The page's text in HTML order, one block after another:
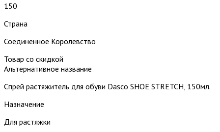
150
Страна
Соединенное Королевство
Товар со скидкой
Альтернативное название
Спрей растяжитель для обуви Dasco SHOE STRETCH, 150мл.
Назначение
Для растяжки